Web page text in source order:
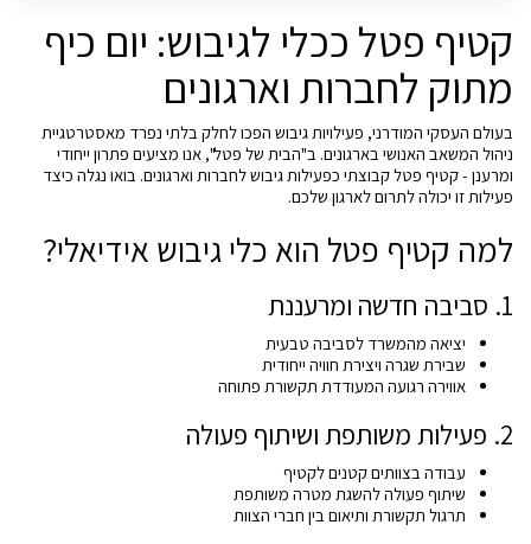
קטיף פטל ככלי לגיבוש: יום כיף
מתוק לחברות וארגונים
בעולם העסקי המודרני, פעילויות גיבוש הפכו לחלק בלתי נפרד מאסטרטגיית
ניהול המשאב האנושי בארגונים. ב"הבית של פטל", אנו מציעים פתרון ייחודי
ומרענן - קטיף פטל קבוצתי כפעילות גיבוש לחברות וארגונים. בואו נגלה כיצד
פעילות זו יכולה לתרום לארגון שלכם.
למה קטיף פטל הוא כלי גיבוש אידיאלי?
1. סביבה חדשה ומרעננת
יציאה מהמשרד לסביבה טבעית
שבירת שגרה ויצירת חוויה ייחודית
אווירה רגועה המעודדת תקשורת פתוחה
2. פעילות משותפת ושיתוף פעולה
עבודה בצוותים קטנים לקטיף
שיתוף פעולה להשגת מטרה משותפת
תרגול תקשורת ותיאום בין חברי הצוות